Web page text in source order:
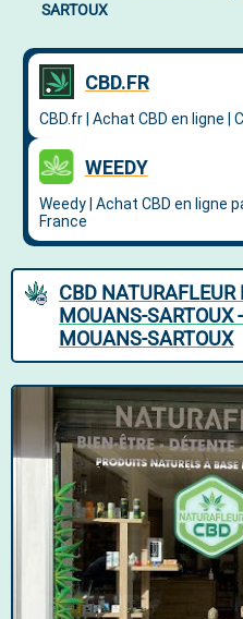
SARTOUX
CBD
MOUANS-SARTOUX
MOUANS-SARTOUX